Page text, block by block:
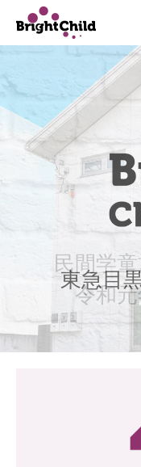
民間学
令和
東急目
施設について
プログラム
一日の過ごし方
ご利用料金
よくあるご質問